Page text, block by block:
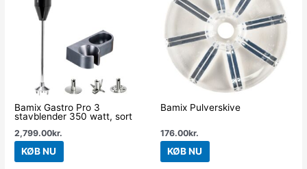
Bamix Gastro Pro 3
stavblender 350 watt, sort
2,799.00kr.
KØB NU
Bamix Pulverskive
176.00kr.
KØB NU